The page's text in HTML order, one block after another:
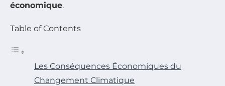
économique.
Table of Contents
Les Conséquences Économiques du
Changement Climatique